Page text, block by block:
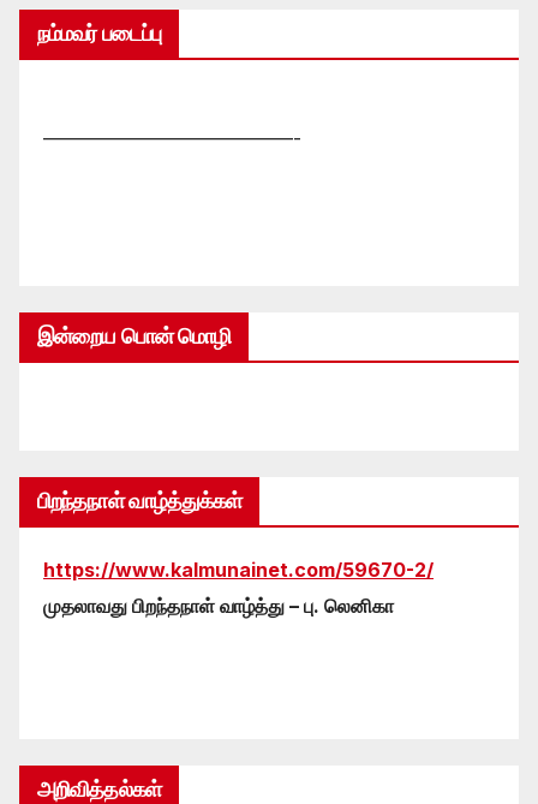
நம்மவர் படைப்பு
—————————————-
இன்றைய பொன் மொழி
பிறந்தநாள் வாழ்த்துக்கள்
https://www.kalmunainet.com/59670-2/
முதலாவது பிறந்தநாள் வாழ்த்து – பு. லெனிகா
அறிவித்தல்கள்